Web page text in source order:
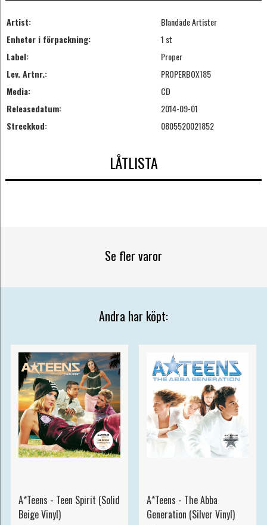
Artist:
Blandade Artister
Enheter i förpackning:
1 st
Label:
Proper
Lev. Artnr.:
PROPERBOX185
Media:
CD
Releasedatum:
2014-09-01
Streckkod:
0805520021852
LÅTLISTA
Se fler varor
Andra har köpt:
A*Teens - Teen Spirit (Solid
Beige Vinyl)
A*Teens - The Abba
Generation (Silver Vinyl)